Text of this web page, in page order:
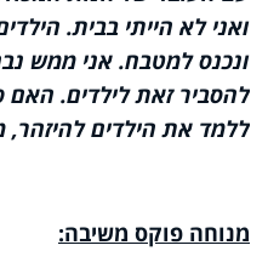
ואני לא הייתי בבית.
ונכנס למטבח. אני ממש
להסביר זאת לילדים.
ללמד את הילדים להיזהר,
מנוחה פוקס משיבה: